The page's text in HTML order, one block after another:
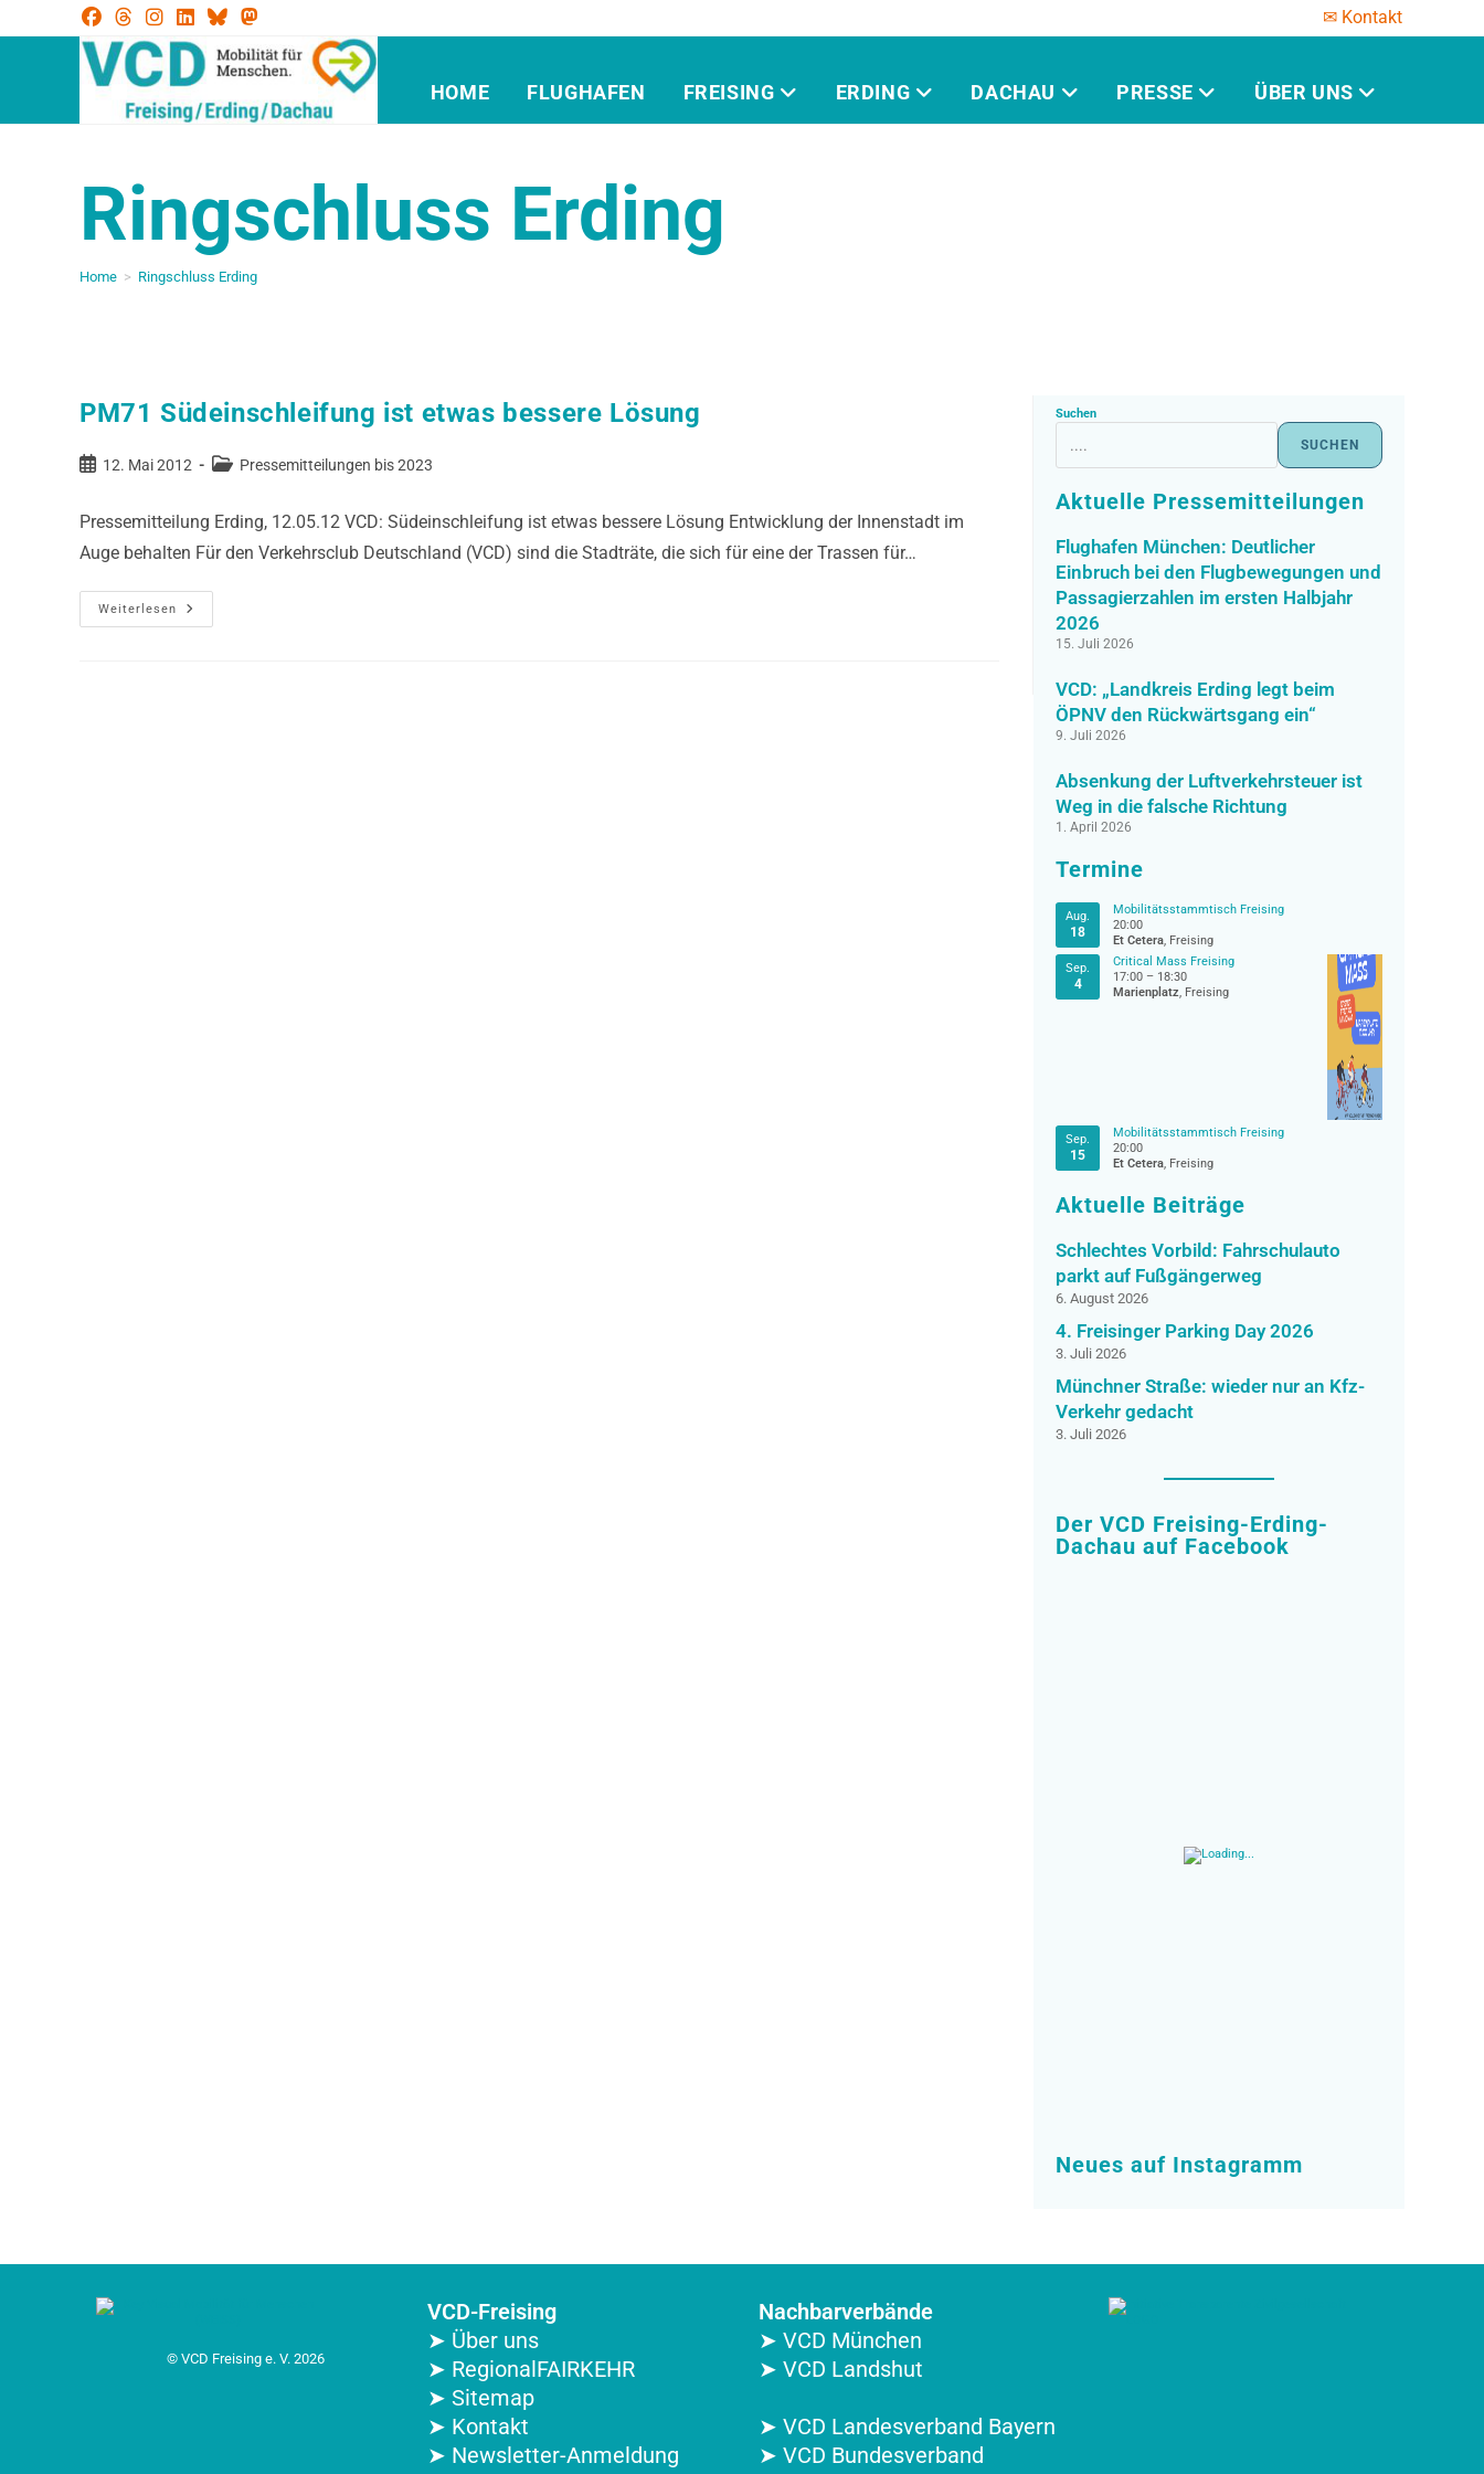
✉ Kontakt
HOME FLUGHAFEN FREISING ERDING DACHAU PRESSE ÜBER UNS
Ringschluss Erding
Home > Ringschluss Erding
PM71 Südeinschleifung ist etwas bessere Lösung
12. Mai 2012 Pressemitteilungen bis 2023
Pressemitteilung Erding, 12.05.12 VCD: Südeinschleifung ist etwas bessere Lösung Entwicklung der Innenstadt im
Auge behalten Für den Verkehrsclub Deutschland (VCD) sind die Stadträte, die sich für eine der Trassen für…
Weiterlesen
Suchen
SUCHEN
Aktuelle Pressemitteilungen
Flughafen München: Deutlicher
Einbruch bei den Flugbewegungen und
Passagierzahlen im ersten Halbjahr
2026
15. Juli 2026
VCD: „Landkreis Erding legt beim
ÖPNV den Rückwärtsgang ein“
9. Juli 2026
Absenkung der Luftverkehrsteuer ist
Weg in die falsche Richtung
1. April 2026
Termine
Aug.
18
Mobilitätsstammtisch Freising
20:00
Et Cetera, Freising
Sep.
4
Critical Mass Freising
17:00 – 18:30
Marienplatz, Freising
Sep.
15
Mobilitätsstammtisch Freising
20:00
Et Cetera, Freising
Aktuelle Beiträge
Schlechtes Vorbild: Fahrschulauto
parkt auf Fußgängerweg
6. August 2026
4. Freisinger Parking Day 2026
3. Juli 2026
Münchner Straße: wieder nur an Kfz-
Verkehr gedacht
3. Juli 2026
Der VCD Freising-Erding-
Dachau auf Facebook
Neues auf Instagramm
© VCD Freising e. V. 2026
VCD-Freising
➤ Über uns
➤ RegionalFAIRKEHR
➤ Sitemap
➤ Kontakt
➤ Newsletter-Anmeldung
Nachbarverbände
➤ VCD München
➤ VCD Landshut
➤ VCD Landesverband Bayern
➤ VCD Bundesverband